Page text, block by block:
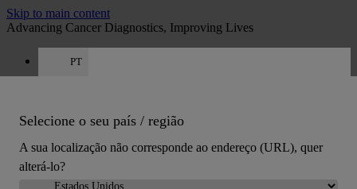
Skip to main content
Advancing Cancer Diagnostics, Improving Lives
PT
Selecione o seu país / região
A sua localização não corresponde ao endereço (URL), quer
alterá-lo?